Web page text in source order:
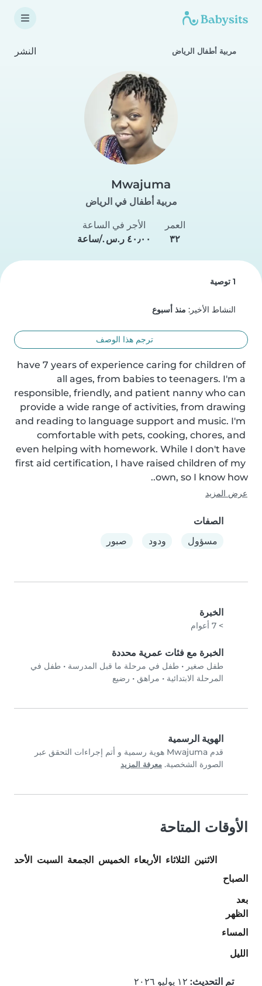
مربية أطفال الرياض النشر
Mwajuma
مربية أطفال في الرياض
العمر
٣٢
الأجر في الساعة
النشاط الأخير: منذ أسبوع
ترجم هذا الوصف
I have 7 years of experience caring for children of
all ages, from babies to teenagers. I'm a
responsible, friendly, and patient nanny who can
provide a wide range of activities, from drawing
and reading to language support and music. I'm
comfortable with pets, cooking, chores, and
even helping with homework. While I don't have
first aid certification, I have raised children of my
own, so I know how..
عرض المزيد
الصفات
مسؤول
ودود صبور
الخبرة
> 7 أعوام
الخبرة مع فئات عمرية محددة
طفل صغير • طفل في مرحلة ما قبل المدرسة • طفل في
المرحلة الابتدائية • مراهق • رضيع
الهوية الرسمية
قدم Mwajuma هوية رسمية و أتم إجراءات التحقق عبر
الصورة الشخصية. معرفة المزيد
الأوقات المتاحة
الاثنين الثلاثاء الأربعاء الخميس الجمعة السبت
الأحد
الصباح
بعد
الظهر
المساء
الليل
تم التحديث: